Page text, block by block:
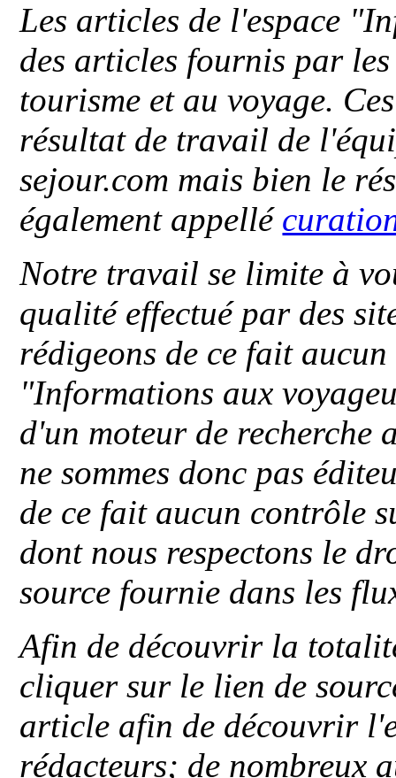
Les articles de l'espace
des articles fournis par
tourisme et au voyage.
résultat de travail de
sejour.com mais bien le
également appellé
Notre travail se limite à
qualité effectué par des
rédigeons de ce fait
"Informations aux
d'un moteur de recherche
ne sommes donc pas
de ce fait aucun contrôle
dont nous respectons le
source fournie dans les
Afin de découvrir la
cliquer sur le lien de
article afin de découvrir
rédacteurs; de nombreux